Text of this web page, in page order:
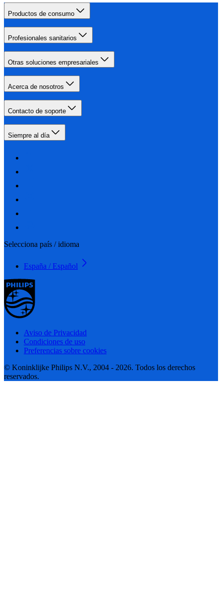
Productos de consumo
Profesionales sanitarios
Otras soluciones empresariales
Acerca de nosotros
Contacto de soporte
Siempre al día
Selecciona país / idioma
España / Español
Aviso de Privacidad
Condiciones de uso
Preferencias sobre cookies
© Koninklijke Philips N.V., 2004 - 2026. Todos los derechos
reservados.